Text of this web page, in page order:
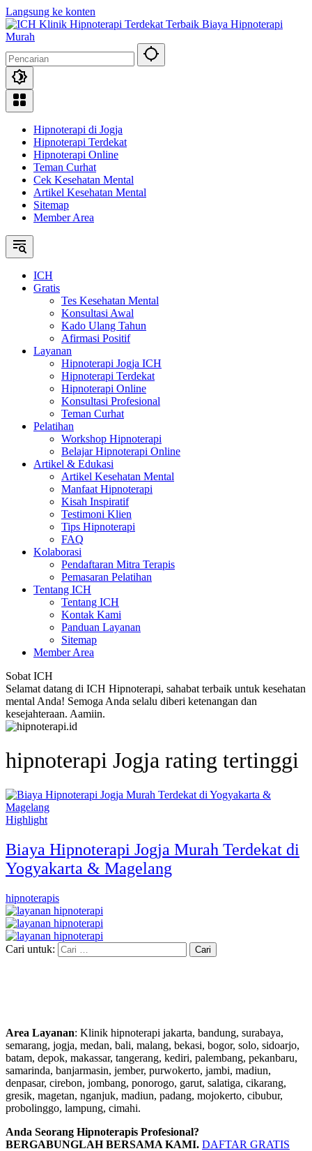
Langsung ke konten
Hipnoterapi di Jogja
Hipnoterapi Terdekat
Hipnoterapi Online
Teman Curhat
Cek Kesehatan Mental
Artikel Kesehatan Mental
Sitemap
Member Area
ICH
Gratis
Tes Kesehatan Mental
Konsultasi Awal
Kado Ulang Tahun
Afirmasi Positif
Layanan
Hipnoterapi Jogja ICH
Hipnoterapi Terdekat
Hipnoterapi Online
Konsultasi Profesional
Teman Curhat
Pelatihan
Workshop Hipnoterapi
Belajar Hipnoterapi Online
Artikel & Edukasi
Artikel Kesehatan Mental
Manfaat Hipnoterapi
Kisah Inspiratif
Testimoni Klien
Tips Hipnoterapi
FAQ
Kolaborasi
Pendaftaran Mitra Terapis
Pemasaran Pelatihan
Tentang ICH
Tentang ICH
Kontak Kami
Panduan Layanan
Sitemap
Member Area
Sobat ICH
Selamat datang di ICH Hipnoterapi, sahabat terbaik untuk kesehatan
mental Anda! Semoga Anda selalu diberi ketenangan dan
kesejahteraan. Aamiin.
hipnoterapi Jogja rating tertinggi
Highlight
Biaya Hipnoterapi Jogja Murah Terdekat di
Yogyakarta & Magelang
hipnoterapis
Cari untuk:
Area Layanan: Klinik hipnoterapi jakarta, bandung, surabaya,
semarang, jogja, medan, bali, malang, bekasi, bogor, solo, sidoarjo,
batam, depok, makassar, tangerang, kediri, palembang, pekanbaru,
samarinda, banjarmasin, jember, purwokerto, jambi, madiun,
denpasar, cirebon, jombang, ponorogo, garut, salatiga, cikarang,
gresik, magetan, nganjuk, madiun, padang, mojokerto, cibubur,
probolinggo, lampung, cimahi.
Anda Seorang Hipnoterapis Profesional?
BERGABUNGLAH BERSAMA KAMI. DAFTAR GRATIS